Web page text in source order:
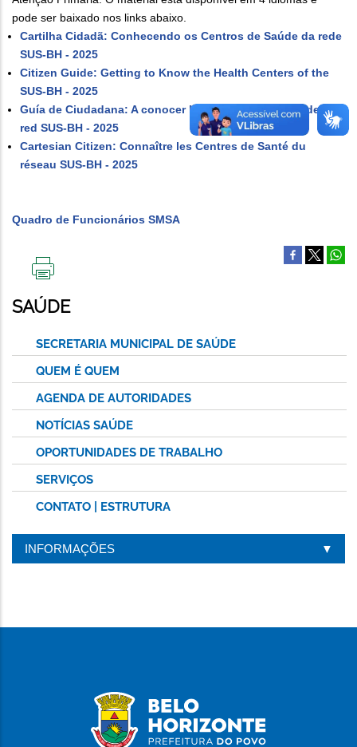
pode ser baixado nos links abaixo.
Cartilha Cidadã: Conhecendo os Centros de Saúde da rede
SUS-BH - 2025
Citizen Guide: Getting to Know the Health Centers of the
SUS-BH - 2025
Guía de Ciudadana: A conocer los Centros de Salud de la
red SUS-BH - 2025
Cartesian Citizen: Connaître les Centres de Santé du
réseau SUS-BH - 2025
Quadro de Funcionários SMSA
ESTA
PÁGINA
SAÚDE
SECRETARIA MUNICIPAL DE SAÚDE
QUEM É QUEM
AGENDA DE AUTORIDADES
NOTÍCIAS SAÚDE
OPORTUNIDADES DE TRABALHO
SERVIÇOS
CONTATO | ESTRUTURA
INFORMAÇÕES